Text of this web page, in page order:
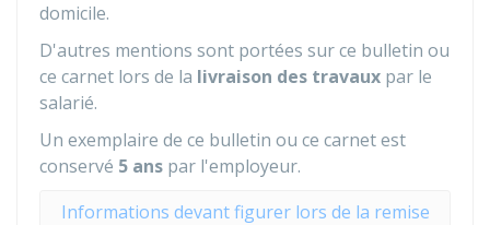
domicile.
D'autres mentions sont portées sur ce bulletin ou
ce carnet lors de la livraison des travaux par le
salarié.
Un exemplaire de ce bulletin ou ce carnet est
conservé 5 ans par l'employeur.
Informations devant figurer lors de la remise